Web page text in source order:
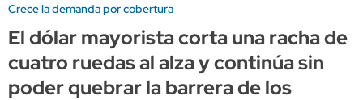
Crece la demanda por cobertura
El dólar mayorista corta una racha de
cuatro ruedas al alza y continúa sin
poder quebrar la barrera de los